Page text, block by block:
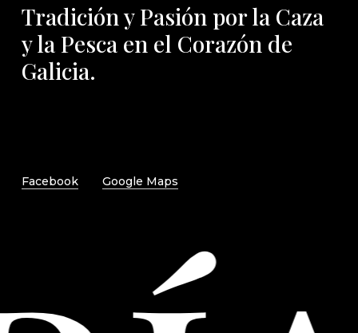
Tradición y Pasión por la Caza
y la Pesca en el Corazón de
Galicia.
Facebook Google Maps